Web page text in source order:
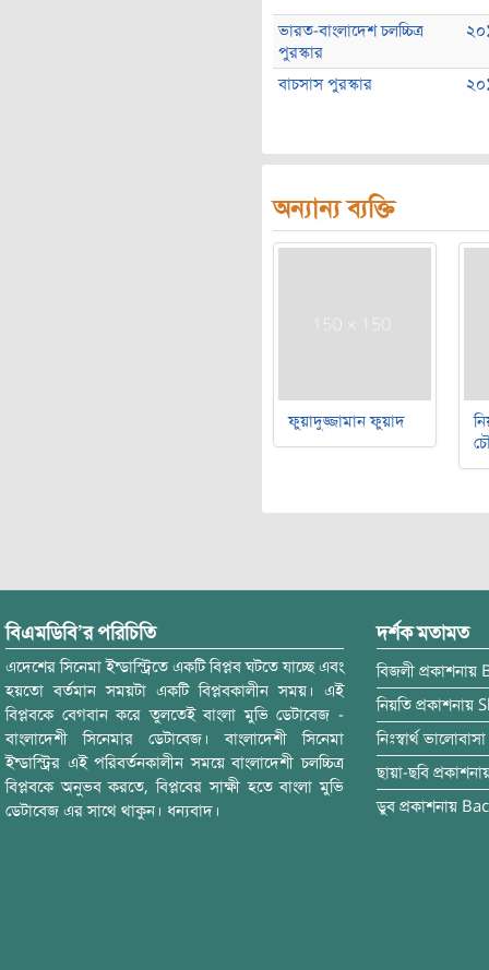
ভারত-বাংলাদেশ চলচ্চিত্র
পুরস্কার
বাচসাস পুরস্কার
অন্যান্য ব্যক্তি
ফুয়াদুজ্জামান ফুয়াদ
বিএমডিবি’র পরিচিতি
এদেশের সিনেমা ইন্ডাস্ট্রিতে একটি বিপ্লব ঘটতে যাচ্ছে এবং
হয়তো বর্তমান সময়টা একটি বিপ্লবকালীন সময়। এই
বিপ্লবকে বেগবান করে তুলতেই বাংলা মুভি ডেটাবেজ -
বাংলাদেশী সিনেমার ডেটাবেজ। বাংলাদেশী সিনেমা
ইন্ডাস্ট্রির এই পরিবর্তনকালীন সময়ে বাংলাদেশী চলচ্চিত্র
বিপ্লবকে অনুভব করতে, বিপ্লবের সাক্ষী হতে বাংলা মুভি
ডেটাবেজ এর সাথে থাকুন। ধন্যবাদ।
দর্শক মতামত
বিজলী প্রকাশনায়
নিয়তি প্রকাশনায়
নিঃস্বার্থ ভালোবাসা
ছায়া-ছবি
ডুব প্রকাশনায়